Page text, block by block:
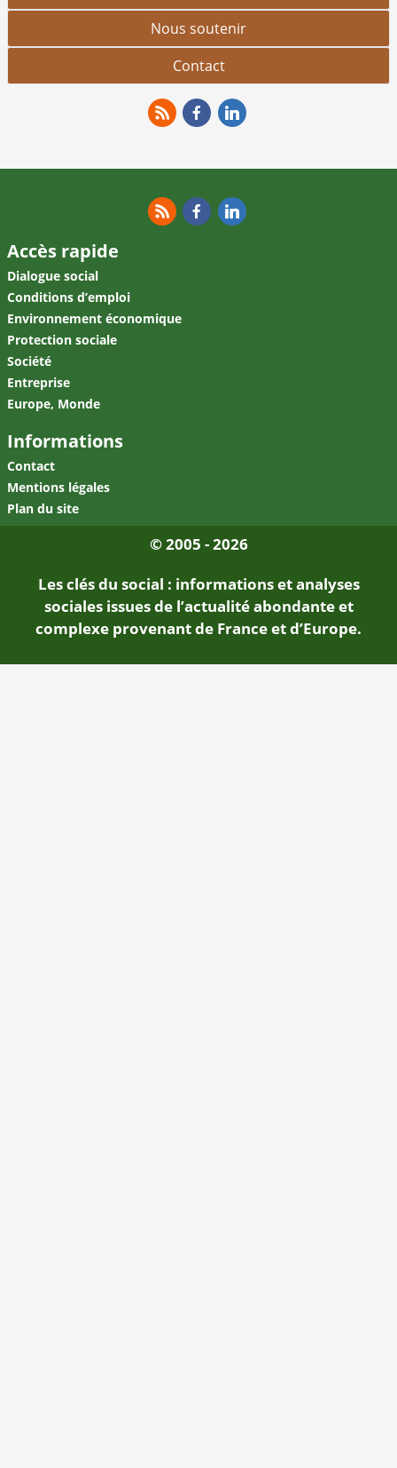
Nous soutenir
Contact
Accès rapide
Dialogue social
Conditions d’emploi
Environnement économique
Protection sociale
Société
Entreprise
Europe, Monde
Informations
Contact
Mentions légales
Plan du site
© 2005 - 2026
Les clés du social : informations et analyses
sociales issues de l’actualité abondante et
complexe provenant de France et d’Europe.